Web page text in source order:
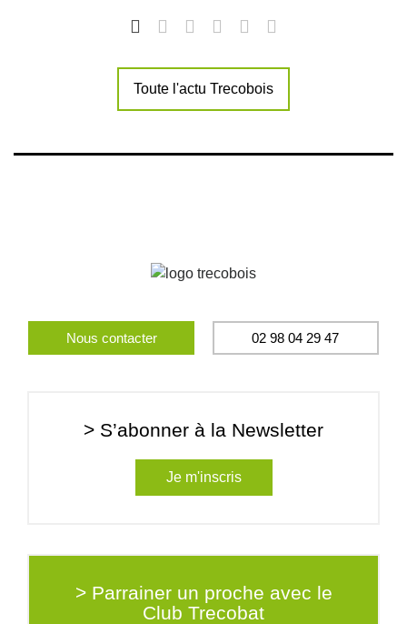
Toute l'actu Trecobois
Nous contacter 02 98 04 29 47
> S’abonner à la Newsletter
Je m'inscris
> Parrainer un proche avec le
Club Trecobat